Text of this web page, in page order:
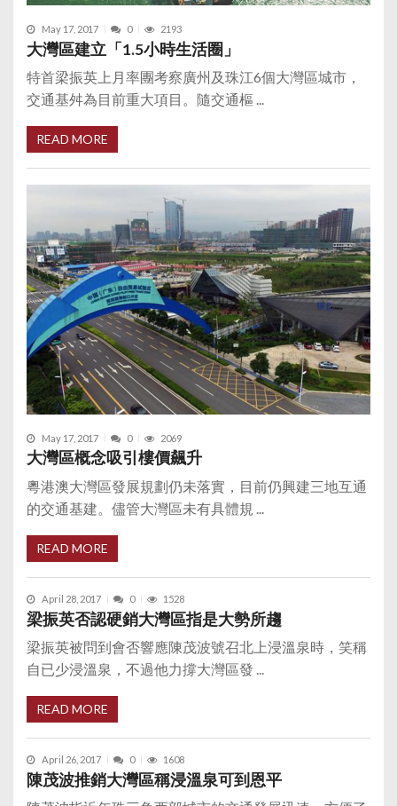
May 17, 2017 0 2193
大灣區建立「1.5小時生活圈」
特首梁振英上月率團考察廣州及珠江6個大灣區城市，
交通基舛為目前重大項目。隨交通樞 ...
READ MORE
May 17, 2017 0 2069
大灣區概念吸引樓價飆升
粵港澳大灣區發展規劃仍未落實，目前仍興建三地互通
的交通基建。儘管大灣區未有具體規 ...
READ MORE
April 28, 2017 0 1528
梁振英否認硬銷大灣區指是大勢所趨
梁振英被問到會否響應陳茂波號召北上浸溫泉時，笑稱
自已少浸溫泉，不過他力撐大灣區發 ...
READ MORE
April 26, 2017 0 1608
陳茂波推銷大灣區稱浸溫泉可到恩平